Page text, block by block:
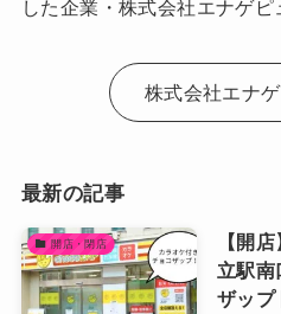
した企業・株式会社エナゲピ
株式会社エナ
最新の記事
開店・閉店
【開
立駅南
ザップ